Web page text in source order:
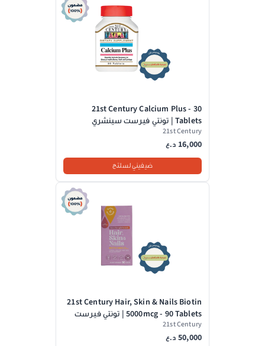
21st Century Calcium Plus - 30
Tablets | تونتي فيرست سينشري
كالسيوم بلس - 30 قرص
21st Century
16,000 د.ع
ضيفيني لسلتج
21st Century Hair, Skin & Nails Biotin
5000mcg - 90 Tablets | تونتي فيرست
سينشري مكمل غذائي لتعزيز صحة الشعر
و البشرة و الأظافر - 90 قرص
21st Century
50,000 د.ع